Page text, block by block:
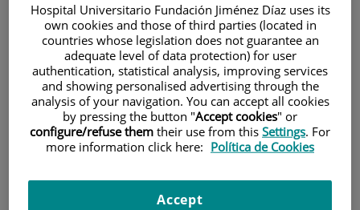
INICIO|FORMACIÓN Y EMPLEO
OFERTAS DE EMPLEO
|TITULADO SUPERIOR DEL SERVICIO DE CITOMETRÍA
DE FLUJO Y MICROSCOPÍA (SORTER) // SENIOR DEGREE
Hospital Universitario Fundación Jiménez Díaz uses its
own cookies and those of third parties (located in
countries whose legislation does not guarantee an
adequate level of data protection) for user
authentication, statistical analysis, improving services
and showing personalised advertising through the
analysis of your navigation. You can accept all cookies
by pressing the button "Accept cookies" or
configure/refuse them their use from this Settings. For
more information click here: Política de Cookies
Accept